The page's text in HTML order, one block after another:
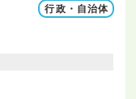
行政・自治体